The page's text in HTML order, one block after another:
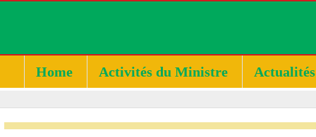
Home Activités du Ministre Actualités